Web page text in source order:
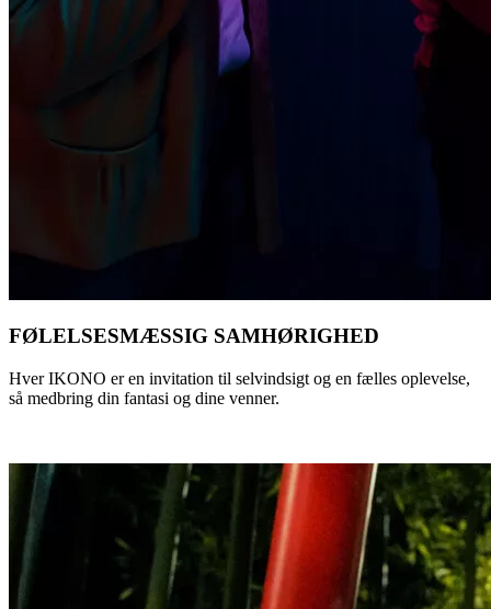
FØLELSESMÆSSIG SAMHØRIGHED
Hver IKONO er en invitation til selvindsigt og en fælles oplevelse,
så medbring din fantasi og dine venner.